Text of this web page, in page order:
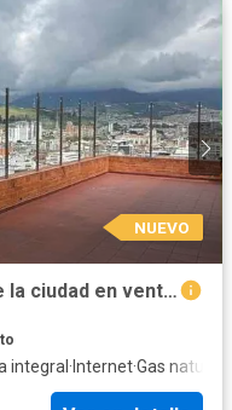
NUEVO
Penthouse en la mejor zona de la ciudad en venta en Pasto-Nariño
integral · Internet·Gas natural